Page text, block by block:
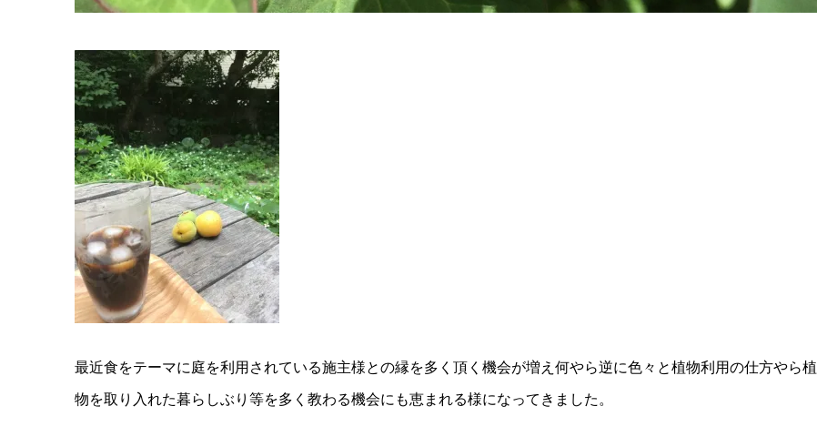
最近食をテーマに庭を利用されている施主様との縁を多く頂く機会が増え何やら逆に色々と植物利用の仕方やら植
物を取り入れた暮らしぶり等を多く教わる機会にも恵まれる様になってきました。